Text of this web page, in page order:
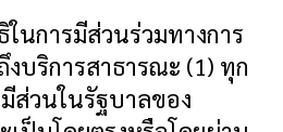
นการมีส่วนร่วมทางการ
งบริการสาธารณะ (1) ทุก
ส่วนในรัฐบาลของ